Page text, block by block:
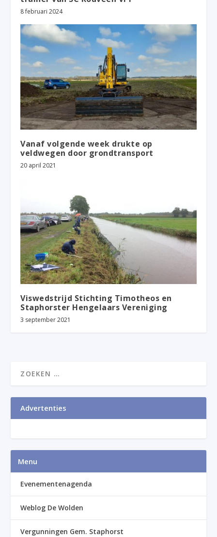
8 februari 2024
Vanaf volgende week drukte op
veldwegen door grondtransport
20 april 2021
Viswedstrijd Stichting Timotheos en
Staphorster Hengelaars Vereniging
3 september 2021
Advertenties
Menu
Evenementenagenda
Weblog De Wolden
Vergunningen Gem. Staphorst